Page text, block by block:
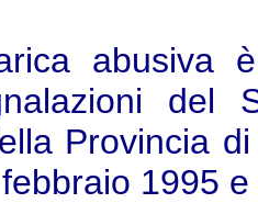
abusiva
del
Provincia
1995